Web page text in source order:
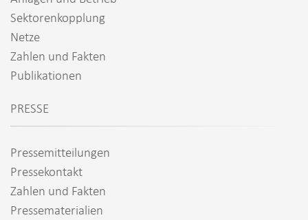
Sektorenkopplung
Netze
Zahlen und Fakten
Publikationen
PRESSE
Pressemitteilungen
Pressekontakt
Zahlen und Fakten
Pressematerialien